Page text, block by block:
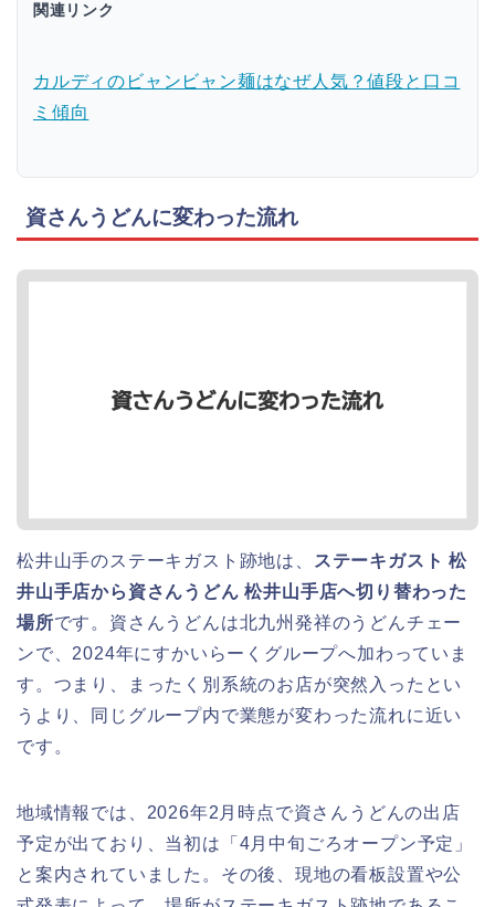
関連リンク
カルディのビャンビャン麺はなぜ人気？値段と口コ
ミ傾向
資さんうどんに変わった流れ
松井山手のステーキガスト跡地は、
ステーキガスト 松
井山手店から資さんうどん 松井山手店へ切り替わった
場所です。資さんうどんは北九州発祥のうどんチェー
ンで、2024年にすかいらーくグループへ加わっていま
す。つまり、まったく別系統のお店が突然入ったとい
うより、同じグループ内で業態が変わった流れに近い
です。
地域情報では、2026年2月時点で資さんうどんの出店
予定が出ており、当初は「4月中旬ごろオープン予定」
と案内されていました。その後、現地の看板設置や公